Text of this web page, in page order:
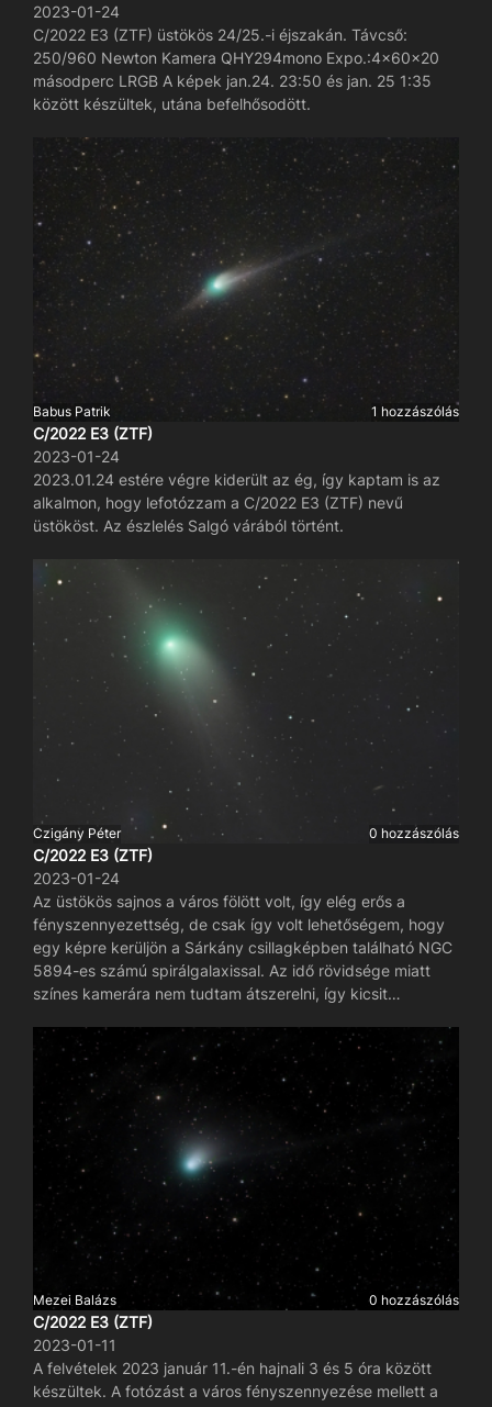
2023-01-24
C/2022 E3 (ZTF) üstökös 24/25.-i éjszakán. Távcső:
250/960 Newton Kamera QHY294mono Expo.:4x60x20
másodperc LRGB A képek jan.24. 23:50 és jan. 25 1:35
között készültek, utána befelhősodött.
Babus Patrik 1 hozzászólás
C/2022 E3 (ZTF)
2023-01-24
2023.01.24 estére végre kiderült az ég, így kaptam is az
alkalmon, hogy lefotózzam a C/2022 E3 (ZTF) nevű
üstököst. Az észlelés Salgó várából történt.
Czigány Péter 0 hozzászólás
C/2022 E3 (ZTF)
2023-01-24
Az üstökös sajnos a város fölött volt, így elég erős a
fényszennyezettség, de csak így volt lehetőségem, hogy
egy képre kerüljön a Sárkány csillagképben található NGC
5894-es számú spirálgalaxissal. Az idő rövidsége miatt
színes kamerára nem tudtam átszerelni, így kicsit
01:36 és 02:19 között készültek.
Mezei Balázs 0 hozzászólás
C/2022 E3 (ZTF)
2023-01-11
A felvételek 2023 január 11.-én hajnali 3 és 5 óra között
készültek. A fotózást a város fényszennyezése mellett a